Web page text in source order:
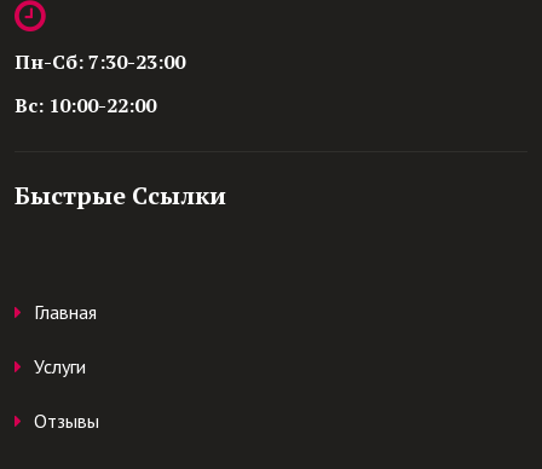
Пн-Сб: 7:30-23:00
Вс: 10:00-22:00
Быстрые Ссылки
Главная
Услуги
Отзывы